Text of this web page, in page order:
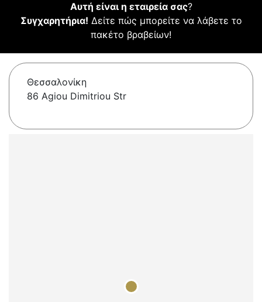
Αυτή είναι η εταιρεία σας?
Συγχαρητήρια! Δείτε πώς μπορείτε να λάβετε το
πακέτο βραβείων!
Θεσσαλονίκη
86 Agiou Dimitriou Str